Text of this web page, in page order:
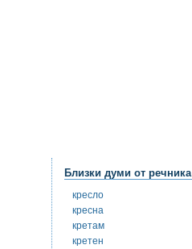
Близки думи от речника
кресло
кресна
кретам
кретен